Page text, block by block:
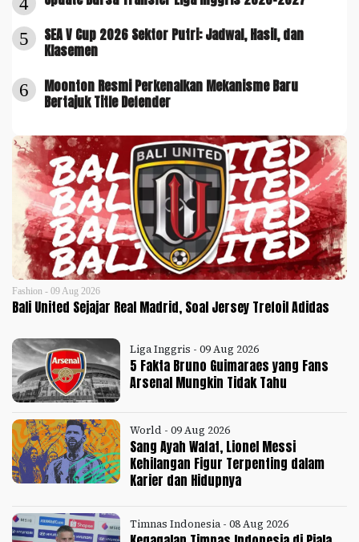
5
SEA V Cup 2026 Sektor Putri: Jadwal, Hasil, dan
Klasemen
6
Moonton Resmi Perkenalkan Mekanisme Baru
Bertajuk Title Defender
Fashion - 09 Aug 2026
Bali United Sejajar Real Madrid, Soal Jersey Trefoil Adidas
Liga Inggris - 09 Aug 2026
5 Fakta Bruno Guimaraes yang Fans
Arsenal Mungkin Tidak Tahu
World - 09 Aug 2026
Sang Ayah Wafat, Lionel Messi
Kehilangan Figur Terpenting dalam
Karier dan Hidupnya
Timnas Indonesia - 08 Aug 2026